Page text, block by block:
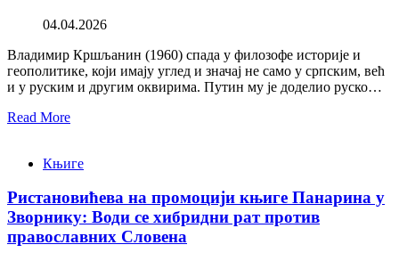
04.04.2026
Владимир Кршљанин (1960) спада у филозофе историје и
геополитике, који имају углед и значај не само у српским, већ
и у руским и другим оквирима. Путин му је доделио руско…
Read More
Књиге
Ристановићева на промоцији књиге Панарина у
Зворнику: Води се хибридни рат против
православних Словена